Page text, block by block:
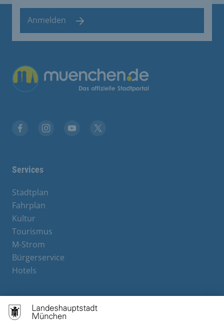
Anmelden
Übergreifende Links
Services
Stadtplan
Fahrplan
Kultur
Tourismus
M-Strom
Bürgerservice
Hotels
Contact